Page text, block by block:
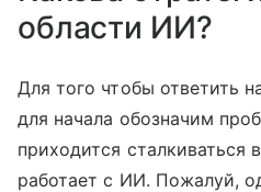
области ИИ?
Для того чтобы ответить
для начала обозначим
приходится сталкиваться
работает с ИИ. Пожалуй,